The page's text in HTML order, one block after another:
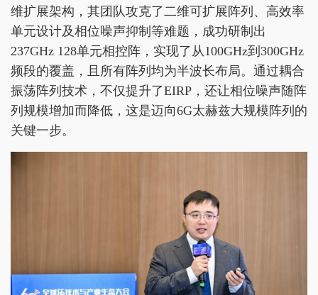
维扩展架构，其团队攻克了二维可扩展阵列、高效率
单元设计及相位噪声抑制等难题，成功研制出
237GHz 128单元相控阵，实现了从100GHz到300GHz
频段的覆盖，且所有阵列均为半波长布局。通过耦合
振荡阵列技术，不仅提升了EIRP，还让相位噪声随阵
列规模增加而降低，这是迈向6G太赫兹大规模阵列的
关键一步。